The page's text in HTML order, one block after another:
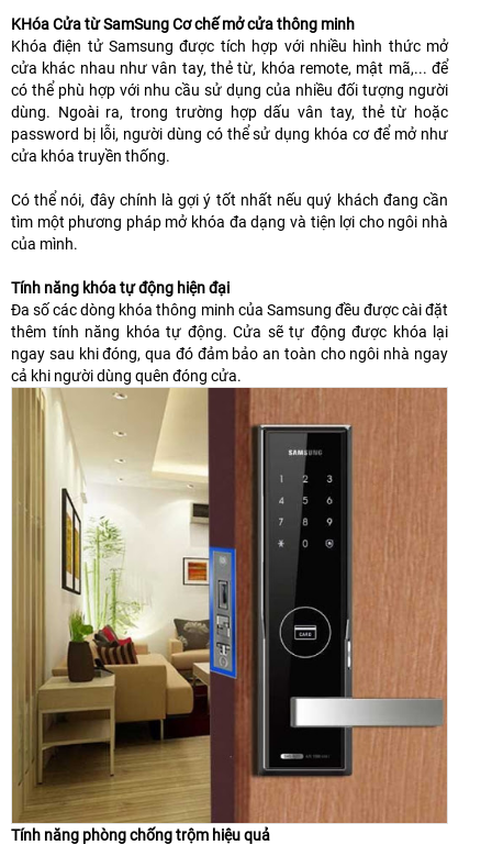
KHóa Cửa từ SamSung Cơ chế mở cửa thông minh
Khóa điện tử Samsung được tích hợp với nhiều hình thức mở
cửa khác nhau như vân tay, thẻ từ, khóa remote, mật mã,... để
có thể phù hợp với nhu cầu sử dụng của nhiều đối tượng người
dùng. Ngoài ra, trong trường hợp dấu vân tay, thẻ từ hoặc
password bị lỗi, người dùng có thể sử dụng khóa cơ để mở như
cửa khóa truyền thống.
Có thể nói, đây chính là gợi ý tốt nhất nếu quý khách đang cần
tìm một phương pháp mở khóa đa dạng và tiện lợi cho ngôi nhà
của mình.
Tính năng khóa tự động hiện đại
Đa số các dòng khóa thông minh của Samsung đều được cài đặt
thêm tính năng khóa tự động. Cửa sẽ tự động được khóa lại
ngay sau khi đóng, qua đó đảm bảo an toàn cho ngôi nhà ngay
cả khi người dùng quên đóng cửa.
Tính năng phòng chống trộm hiệu quả